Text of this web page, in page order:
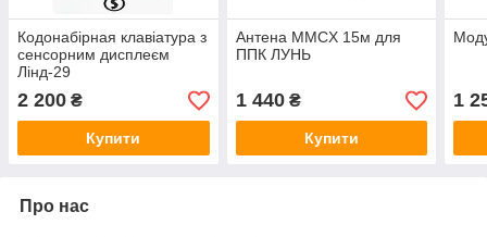
Кодонабірная клавіатура з
сенсорним дисплеєм
Лінд-29
2 200 ₴
Купити
Антена MMCX 15м для
ППК ЛУНЬ
1 440₴
Купити
1
Про нас